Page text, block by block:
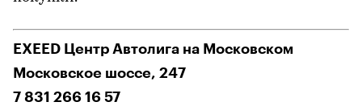
EXEED Центр Автолига на Московском
Московское шоссе, 247
7 831 266 16 57